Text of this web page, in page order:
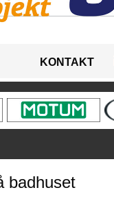
KONTAKT
badhuset